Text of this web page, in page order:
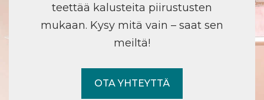
teettää kalusteita piirustusten
mukaan. Kysy mitä vain – saat sen
meiltä!
OTA YHTEYTTÄ